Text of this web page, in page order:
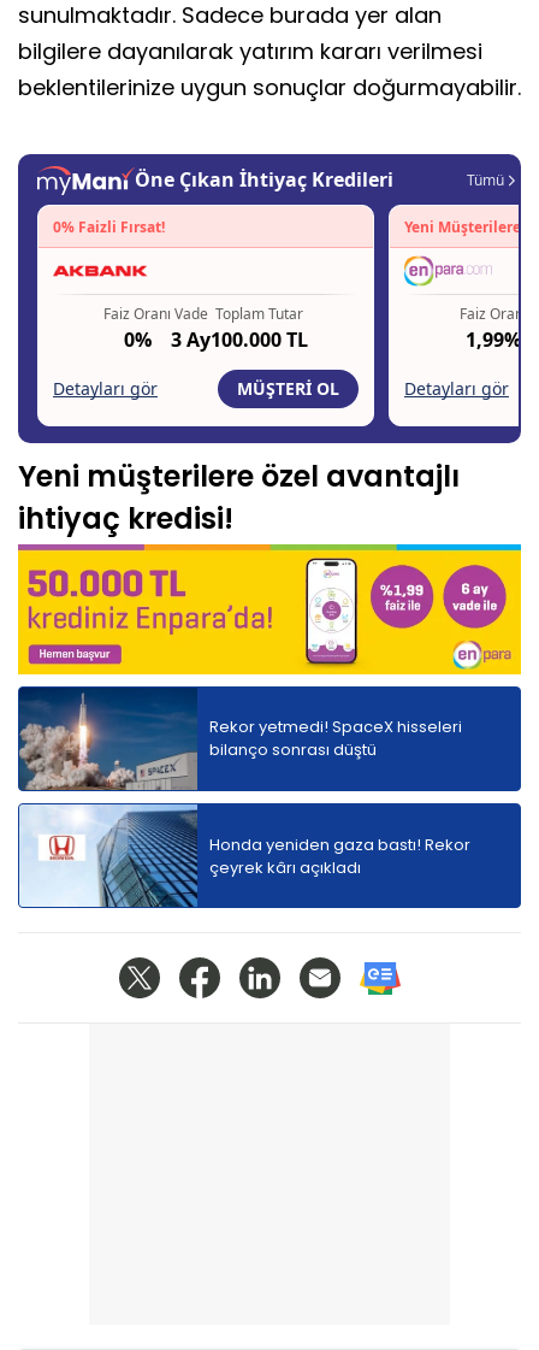
sunulmaktadır. Sadece burada yer alan
bilgilere dayanılarak yatırım kararı verilmesi
beklentilerinize uygun sonuçlar doğurmayabilir.
Yeni müşterilere özel avantajlı
ihtiyaç kredisi!
Rekor yetmedi! SpaceX hisseleri
bilanço sonrası düştü
Honda yeniden gaza bastı! Rekor
çeyrek kârı açıkladı